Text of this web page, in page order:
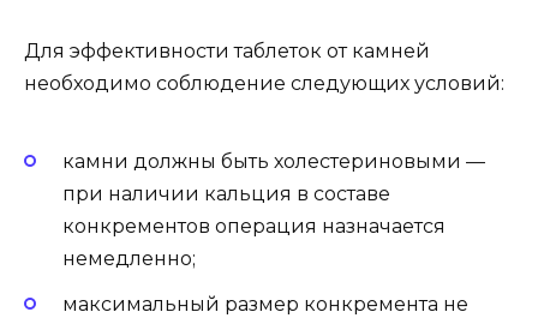
Для эффективности таблеток от камней
необходимо соблюдение следующих условий:
камни должны быть холестериновыми —
при наличии кальция в составе
конкрементов операция назначается
немедленно;
максимальный размер конкремента не